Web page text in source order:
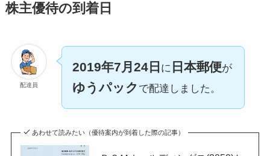
株主優待の到着日
配達員
2019年7月24日 に 日本郵便が
ゆうパック で配達しました。
あわせて読みたい（優待案内が到着した際の記事）